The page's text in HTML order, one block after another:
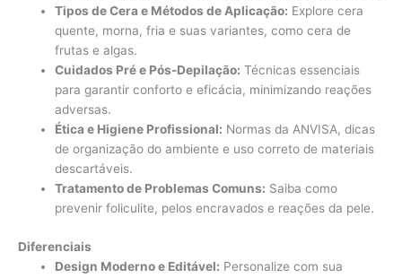
Tipos de Cera e Métodos de Aplicação: Explore cera
quente, morna, fria e suas variantes, como cera de
frutas e algas.
Cuidados Pré e Pós-Depilação: Técnicas essenciais
para garantir conforto e eficácia, minimizando reações
adversas.
Ética e Higiene Profissional: Normas da ANVISA, dicas
de organização do ambiente e uso correto de materiais
descartáveis.
Tratamento de Problemas Comuns: Saiba como
prevenir foliculite, pelos encravados e reações da pele.
Diferenciais
Design Moderno e Editável: Personalize com sua